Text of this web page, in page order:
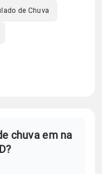
de Chuva
em na